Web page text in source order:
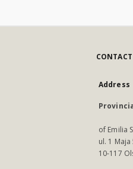
Address
of Emilia
ul. 1 Maja
10-117